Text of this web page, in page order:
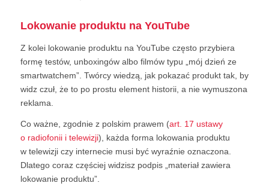
Lokowanie produktu na YouTube
Z kolei lokowanie produktu na YouTube często przybiera
formę testów, unboxingów albo filmów typu „mój dzień ze
smartwatchem”. Twórcy wiedzą, jak pokazać produkt tak, by
widz czuł, że to po prostu element historii, a nie wymuszona
reklama.
Co ważne, zgodnie z polskim prawem (art. 17 ustawy
o radiofonii i telewizji), każda forma lokowania produktu
w telewizji czy internecie musi być wyraźnie oznaczona.
Dlatego coraz częściej widzisz podpis „materiał zawiera
lokowanie produktu”.